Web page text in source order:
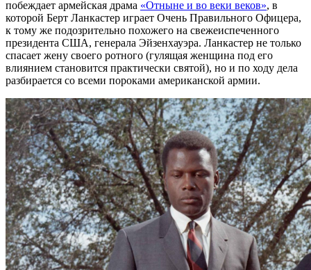
побеждает армейская драма «Отныне и во веки веков», в
которой Берт Ланкастер играет Очень Правильного Офицера,
к тому же подозрительно похожего на свежеиспеченного
президента США, генерала Эйзенхауэра. Ланкастер не только
спасает жену своего ротного (гулящая женщина под его
влиянием становится практически святой), но и по ходу дела
разбирается со всеми пороками американской армии.